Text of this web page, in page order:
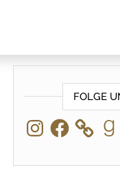
FOLGE
InstagramFacebook